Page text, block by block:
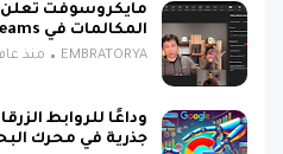
مايكروسوفت تعلن
المكالمات في Teams
EMBRATORYA منذ
وداعًا للروابط
جذرية في محرك البحث